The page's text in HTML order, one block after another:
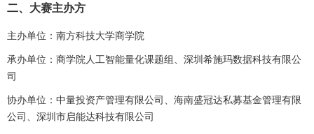
二、大赛主办方
主办单位：南方科技大学商学院
承办单位：商学院人工智能量化课题组、深圳希施玛数据科技有限公
司
协办单位：中量投资产管理有限公司、海南盛冠达私募基金管理有限
公司、深圳市启能达科技有限公司